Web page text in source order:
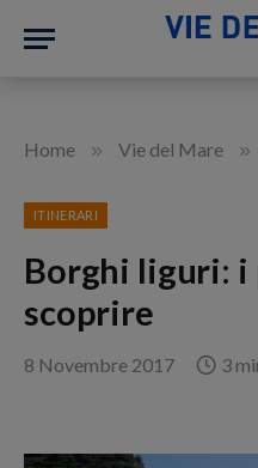
Home » Vie del Mare »
ITINERARI
Borghi liguri: i
scoprire
8 Novembre 2017 3